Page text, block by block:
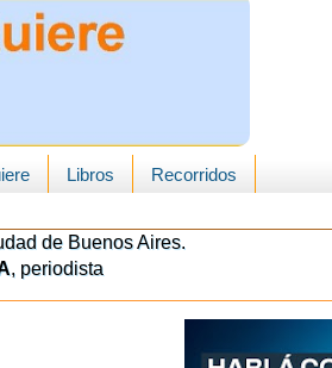
Libros Recorridos
de Buenos Aires.
, periodista